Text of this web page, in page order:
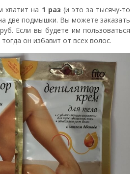
хватит на 1 раз (и это за тысячу-то
две подмышки. Вы можете заказать
Если вы будете им пользоваться
он избавит от всех волос.